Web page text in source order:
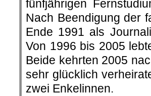
fünfjährigen
Nach Beendigung der
Ende 1991 als
Von 1996 bis 2005
Beide kehrten 2005
sehr glücklich
zwei Enkelinnen.